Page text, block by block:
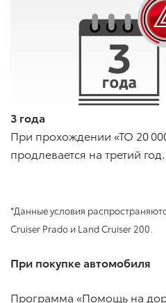
3 года
При прохождении «ТО 20
продлевается на третий год.
*Данные условия
Cruiser Prado и Land Cruiser 200.
При покупке автомобиля
Программа «Помощь на